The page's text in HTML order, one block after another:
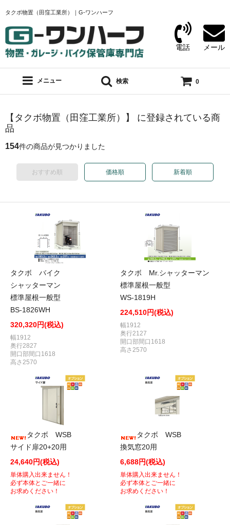
タクボ物置（田窪工業所）｜G-ワンハーフ
電話 メール
メニュー 検索 0
【タクボ物置（田窪工業所）】 に登録されている商
品
154件の商品が見つかりました
おすすめ順 価格順 新着順
タクボ バイク
シャッターマン
標準屋根一般型
BS-1826WH
320,320円(税込)
幅1912
奥行2827
開口部間口1618
高さ2570
タクボ Mr.シャッターマン
標準屋根一般型
WS-1819H
224,510円(税込)
幅1912
奥行2127
開口部間口1618
高さ2570
タクボ WSB
サイド扉20+20用
24,640円(税込)
単体購入出来ません！
必ず本体とご一緒に
お求めください！
タクボ WSB
換気窓20用
6,688円(税込)
単体購入出来ません！
必ず本体とご一緒に
お求めください！